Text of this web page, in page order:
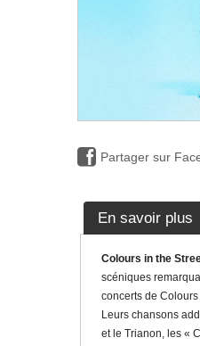
Partager sur
En savoir plus
Colours in the
scéniques
concerts de
Leurs chansons
et le Trianon, les «